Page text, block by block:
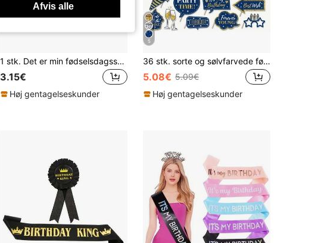
1 stk. Det er min fødselsdagsskærf, sort satinskærf med bling-skrifttype - sjov fødselsdagsfestskærf - Det er fødselsdagsdronning, festdekorationer til kvinder og mænd, jul
3.15€
Høj gentagelseskunder
5
36 stk. sorte og sølvfarvede fødselsdagsrekvisitter til fotostand, sorte og guldfarvede fødselsdagsdekorationer til kvinder og mænd
5.08€ 5.09€
Høj gentagelseskunder
Afvis alle